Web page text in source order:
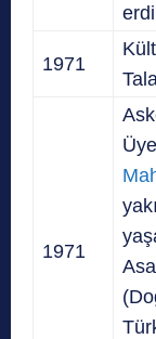
1971
1971